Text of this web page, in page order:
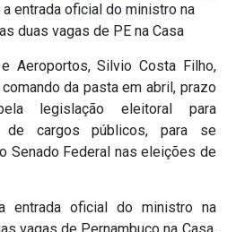
entrada oficial do ministro na
duas vagas de PE na Casa
Aeroportos, Silvio Costa Filho,
da pasta em abril, prazo
legislação eleitoral para
de cargos públicos, para se
Senado Federal nas eleições de
entrada oficial do ministro na